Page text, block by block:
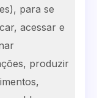
para se
acessar e
produzir